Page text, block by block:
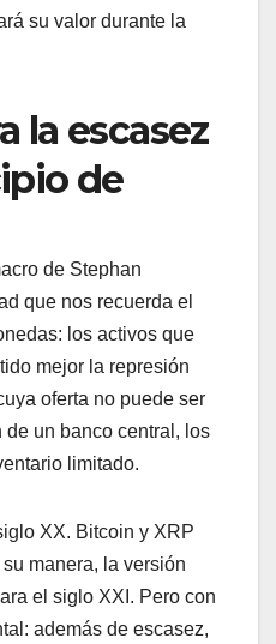
su valor durante la
la escasez
de
de Stephan
que nos recuerda el
los activos que
mejor la represión
oferta no puede ser
un banco central, los
limitado.
XX. Bitcoin y XRP
manera, la versión
el siglo XXI. Pero con
además de escasez,